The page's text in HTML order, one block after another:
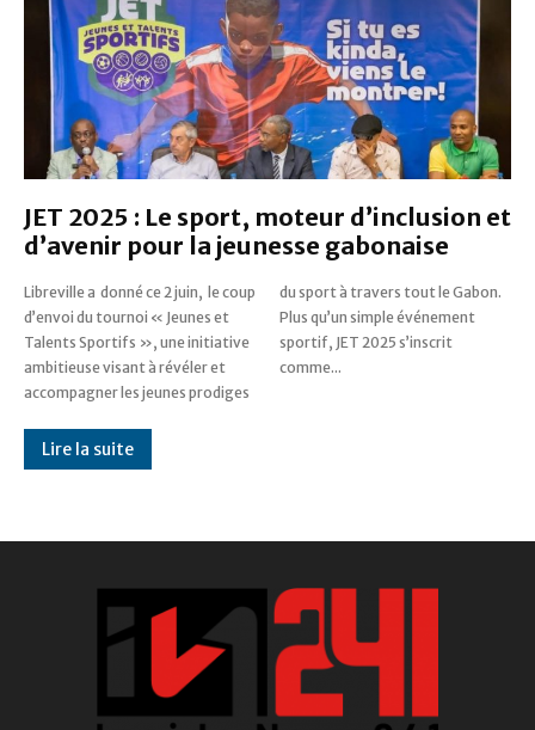
JET 2025 : Le sport, moteur d’inclusion et
d’avenir pour la jeunesse gabonaise
Libreville a donné ce 2 juin, le coup
d’envoi du tournoi « Jeunes et
Talents Sportifs », une initiative
ambitieuse visant à révéler et
accompagner les jeunes prodiges
du sport à travers tout le Gabon.
Plus qu’un simple événement
sportif, JET 2025 s’inscrit
comme...
Lire la suite